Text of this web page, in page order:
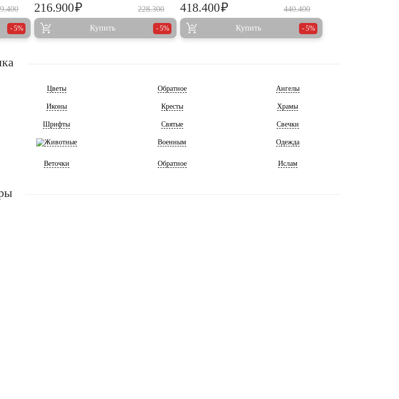
5%
228.300
216.900₽
Купить 5%
440.400
418.400₽
Купить 5%
Цветы Обратное Ангелы
Иконы Кресты Храмы
Шрифты Святые Свечки
Животные Военным Одежда
Веточки Обратное Ислам